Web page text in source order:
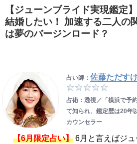
【ジューンブライド実現鑑定
結婚したい！ 加速する二人の
は夢のバージンロード？
占い師： 佐藤ただす
占術：透視／「横浜で予
て知られ、鑑定歴は20年
カウンセラー
【6月限定占い】 6月と言えばジ